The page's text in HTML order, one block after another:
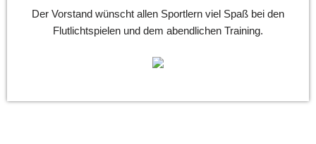
Der Vorstand wünscht allen Sportlern viel Spaß bei den
Flutlichtspielen und dem abendlichen Training.